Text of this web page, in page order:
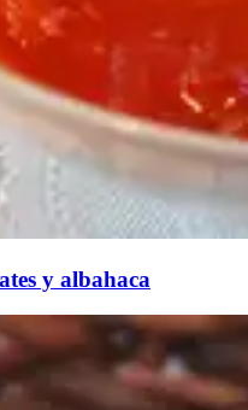
y albahaca